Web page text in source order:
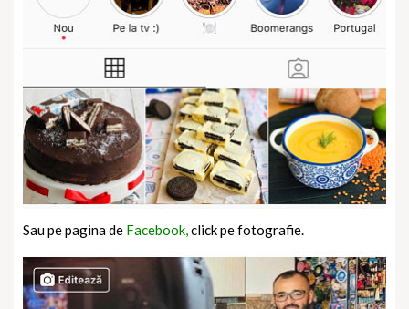
Sau pe pagina de Facebook,click pe fotografie.